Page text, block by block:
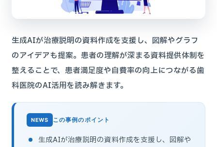
生成AIが治療説明の資料作成を支援し、図解やグラフ
のアイデアも提案。患者の理解が深まる資料提供体制を
整えることで、患者満足度や自費率の向上につながる歯
科医院のAI活用を読み解きます。
この事例のポイント
生成AIが治療説明の資料作成を支援し、図解や